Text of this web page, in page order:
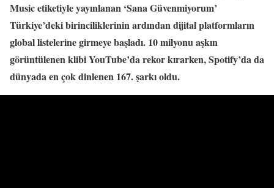
Music etiketiyle yayınlanan ‘Sana Güvenmiyorum’
Türkiye’deki birinciliklerinin ardından dijital platformların
global listelerine girmeye başladı. 10 milyonu aşkın
görüntülenen klibi YouTube’da rekor kırarken, Spotify’da da
dünyada en çok dinlenen 167. şarkı oldu.